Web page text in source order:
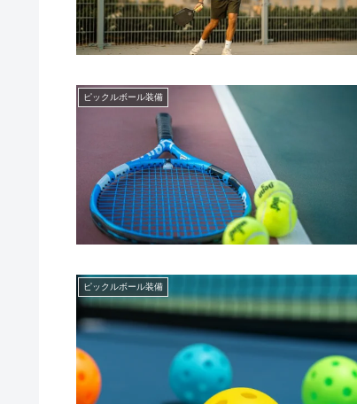
ピックルボール装備
ピックルボール装備